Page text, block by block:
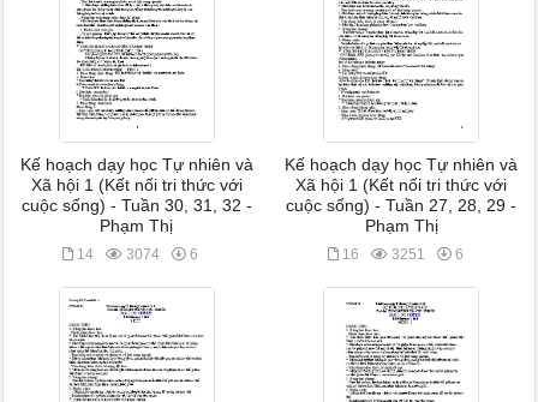
Kế hoạch dạy học Tự nhiên và
Xã hội 1 (Kết nối tri thức với
cuộc sống) - Tuần 30, 31, 32 -
Phạm Thị
14 3074 6
Kế hoạch dạy học Tự nhiên và
Xã hội 1 (Kết nối tri thức với
cuộc sống) - Tuần 27, 28, 29 -
Phạm Thị
16 3251 6